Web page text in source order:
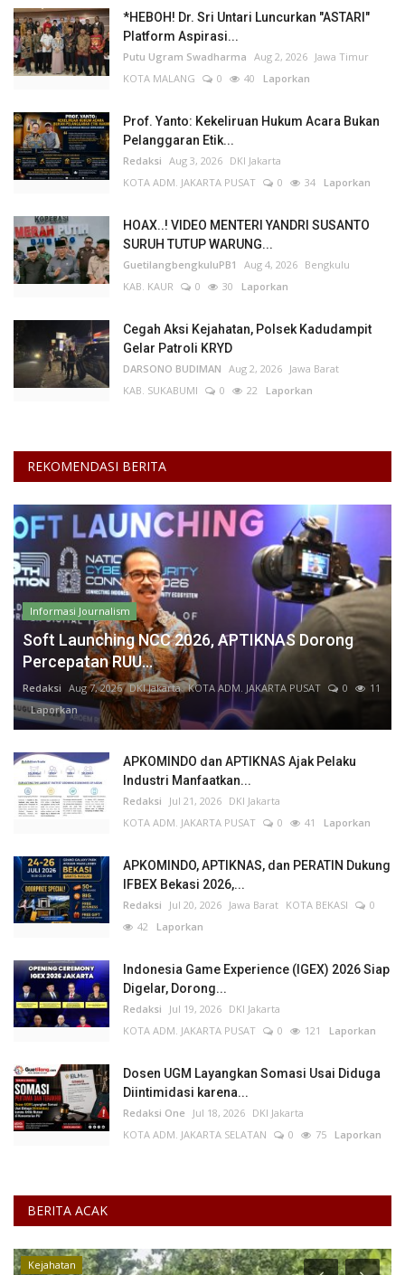
*HEBOH! Dr. Sri Untari Luncurkan "ASTARI"
Platform Aspirasi...
Putu Ugram Swadharma Aug 2, 2026 Jawa Timur
KOTA MALANG
0 40 Laporkan
Prof. Yanto: Kekeliruan Hukum Acara Bukan
Pelanggaran Etik...
Redaksi Aug 3, 2026 DKI Jakarta
KOTA ADM. JAKARTA PUSAT
0 34 Laporkan
HOAX..! VIDEO MENTERI YANDRI SUSANTO
SURUH TUTUP WARUNG...
GuetilangbengkuluPB1 Aug 4, 2026 Bengkulu
KAB. KAUR
0 30 Laporkan
Cegah Aksi Kejahatan, Polsek Kadudampit
Gelar Patroli KRYD
DARSONO BUDIMAN Aug 2, 2026 Jawa Barat
KAB. SUKABUMI
0 22 Laporkan
REKOMENDASI BERITA
Informasi Journalism
Soft Launching NCC 2026, APTIKNAS Dorong
Percepatan RUU...
Redaksi Aug 7, 2026 DKI Jakarta KOTA ADM. JAKARTA PUSAT 0
11
Laporkan
APKOMINDO dan APTIKNAS Ajak Pelaku
Industri Manfaatkan...
Redaksi Jul 21, 2026 DKI Jakarta
KOTA ADM. JAKARTA PUSAT
0 41 Laporkan
APKOMINDO, APTIKNAS, dan PERATIN Dukung
IFBEX Bekasi 2026,...
Redaksi Jul 20, 2026 Jawa Barat KOTA BEKASI
0
42 Laporkan
Indonesia Game Experience (IGEX) 2026 Siap
Digelar, Dorong...
Redaksi Jul 19, 2026 DKI Jakarta
KOTA ADM. JAKARTA PUSAT
0 121 Laporkan
Dosen UGM Layangkan Somasi Usai Diduga
Diintimidasi karena...
Redaksi One Jul 18, 2026 DKI Jakarta
KOTA ADM. JAKARTA SELATAN
0 75 Laporkan
BERITA ACAK
Kejahatan